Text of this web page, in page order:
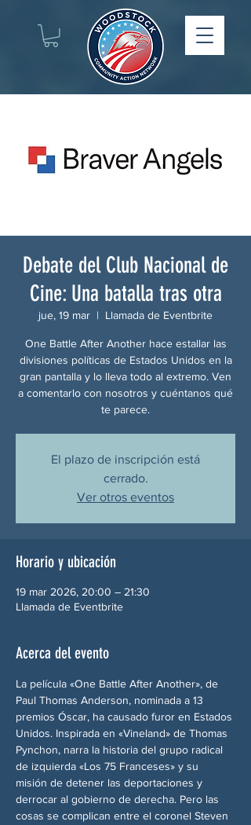
Debate del Club Nacional de
Cine: Una batalla tras otra
jue, 19 mar
  |
Llamada de Eventbrite
One Battle After Another hace estallar las
divisiones políticas de Estados Unidos en la
gran pantalla y lo lleva todo al extremo. Ven
a comentarlo con nosotros y cuéntanos qué
te parece.
El plazo de inscripción está
cerrado.
Ver otros eventos
Horario y ubicación
19 mar 2026, 20:00 – 21:30
Llamada de Eventbrite
Acerca del evento
La película «One Battle After Another», de
Paul Thomas Anderson, nominada a 13
premios Óscar, ha causado furor en Estados
Unidos. Inspirada en «Vineland» de Thomas
Pynchon, narra la historia del grupo radical
de izquierda «Los 75 Franceses» y su
misión de detener las deportaciones y
derrocar al gobierno de derecha. Pero las
cosas se complican entre el coronel Steven